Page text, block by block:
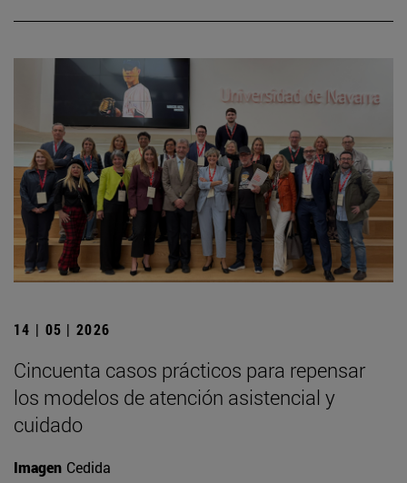
14 | 05 | 2026
Cincuenta casos prácticos para repensar
los modelos de atención asistencial y
cuidado
Imagen Cedida